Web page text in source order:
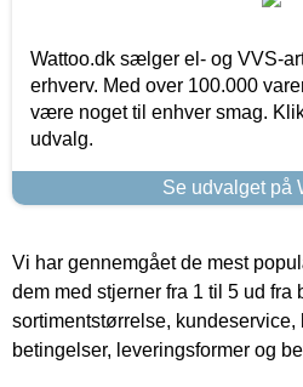
Wattoo.dk sælger el- og VVS-
erhverv. Med over 100.000
være noget til enhver smag.
udvalg.
Se udvalget på
Vi har gennemgået de mest
dem med stjerner fra 1 til 5 ud fra
sortimentstørrelse, kundeservice,
betingelser, leveringsformer og